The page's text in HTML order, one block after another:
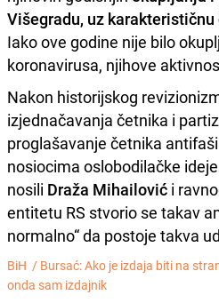
Višegradu, uz
Iako ove godine nije bilo
koronavirusa, njihove
Nakon historijskog
izjednačavanja četnika i
proglašavanje četnika
nosiocima oslobodilačke
nosili Draža Mihailović i
entitetu RS stvorio se takav
normalno“ da postoje takva
BiH / Bursać: Ako je izdaja biti na
onda sam izdajnik